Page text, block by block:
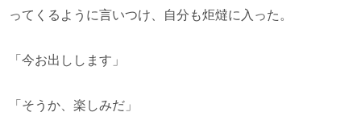
ってくるように言いつけ、自分も炬燵に入った。
「今お出しします」
「そうか、楽しみだ」